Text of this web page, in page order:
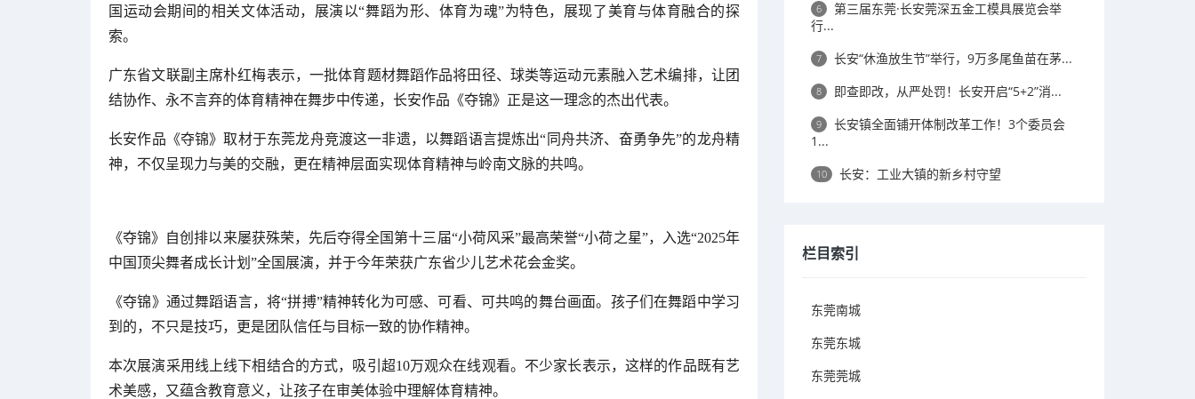
国运动会期间的相关文体活动，展演以“舞蹈为形、体育为魂”为特色，展现了美育与体育融合的探
索。
广东省文联副主席朴红梅表示，一批体育题材舞蹈作品将田径、球类等运动元素融入艺术编排，让团
结协作、永不言弃的体育精神在舞步中传递，长安作品《夺锦》正是这一理念的杰出代表。
长安作品《夺锦》取材于东莞龙舟竞渡这一非遗，以舞蹈语言提炼出“同舟共济、奋勇争先”的龙舟精
神，不仅呈现力与美的交融，更在精神层面实现体育精神与岭南文脉的共鸣。
《夺锦》自创排以来屡获殊荣，先后夺得全国第十三届“小荷风采”最高荣誉“小荷之星”，入选“2025年
中国顶尖舞者成长计划”全国展演，并于今年荣获广东省少儿艺术花会金奖。
《夺锦》通过舞蹈语言，将“拼搏”精神转化为可感、可看、可共鸣的舞台画面。孩子们在舞蹈中学习
到的，不只是技巧，更是团队信任与目标一致的协作精神。
本次展演采用线上线下相结合的方式，吸引超10万观众在线观看。不少家长表示，这样的作品既有艺
术美感，又蕴含教育意义，让孩子在审美体验中理解体育精神。
6
第三届东莞·长安莞深五金工模具展览会举
行...
7 长安“休渔放生节”举行，9万多尾鱼苗在茅...
8 即查即改，从严处罚！长安开启“5+2”消...
9
长安镇全面铺开体制改革工作！3个委员会
1...
10 长安：工业大镇的新乡村守望
栏目索引
东莞南城
东莞东城
东莞莞城